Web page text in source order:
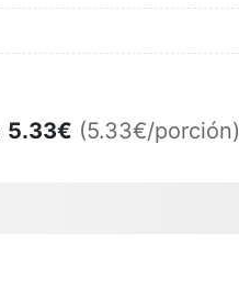
5.33€ (5.33€/porción)